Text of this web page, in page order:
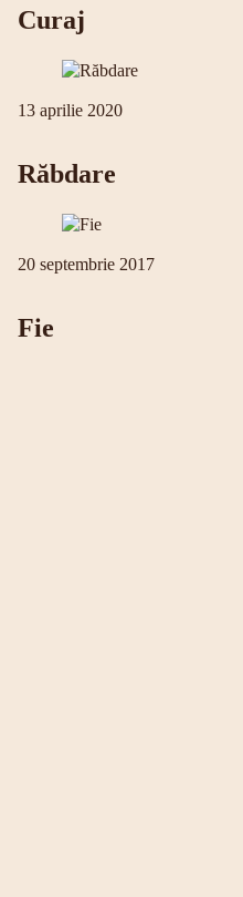
Curaj
13 aprilie 2020
Răbdare
20 septembrie 2017
Fie